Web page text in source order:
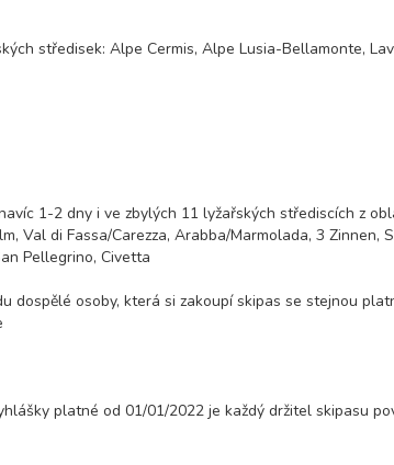
středisek: Alpe Cermis, Alpe Lusia-Bellamonte,
1-2 dny i ve zbylých 11 lyžařských střediscích z
Val di Fassa/Carezza, Arabba/Marmolada, 3 Zinnen,
Pellegrino, Civetta
dospělé osoby, která si zakoupí skipas se stejnou
platné od 01/01/2022 je každý držitel skipasu